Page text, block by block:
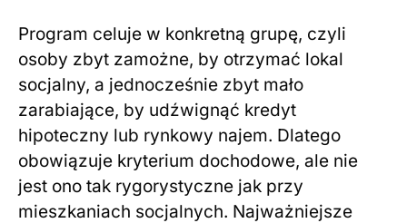
Program celuje w konkretną grupę, czyli
osoby zbyt zamożne, by otrzymać lokal
socjalny, a jednocześnie zbyt mało
zarabiające, by udźwignąć kredyt
hipoteczny lub rynkowy najem. Dlatego
obowiązuje kryterium dochodowe, ale nie
jest ono tak rygorystyczne jak przy
mieszkaniach socjalnych. Najważniejsze